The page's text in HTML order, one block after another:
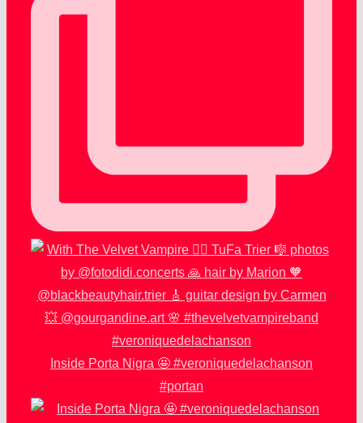
Inside Porta Nigra 🤩 #veroniquedelachanson
#portan